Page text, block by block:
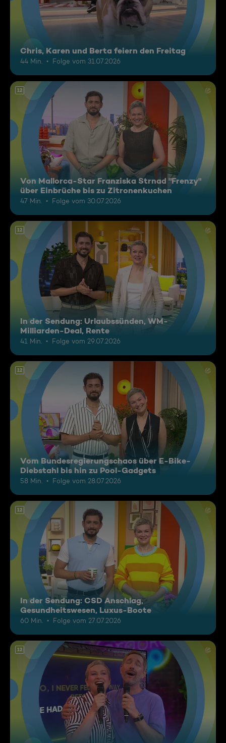
Chris, Karen und Berta feiern den Freitag
44 Min. Folge vom 31.07.2026
12
Von Mallorca-Star Franziska Strnad "Frenzy"
über Einbrüche bis zu Zitronenkuchen
47 Min. Folge vom 30.07.2026
12
In der Sendung: Urlaubssünden, WM-
Milliarden-Deal, Rente
41 Min. Folge vom 29.07.2026
12
Vom Bundesregierungschaos über E-Bike-
Diebstahl bis hin zu Pool-Gadgets
58 Min. Folge vom 28.07.2026
12
In der Sendung: CSD Anschlag,
Gesundheitswesen, Luxus-Boote
60 Min. Folge vom 27.07.2026
12